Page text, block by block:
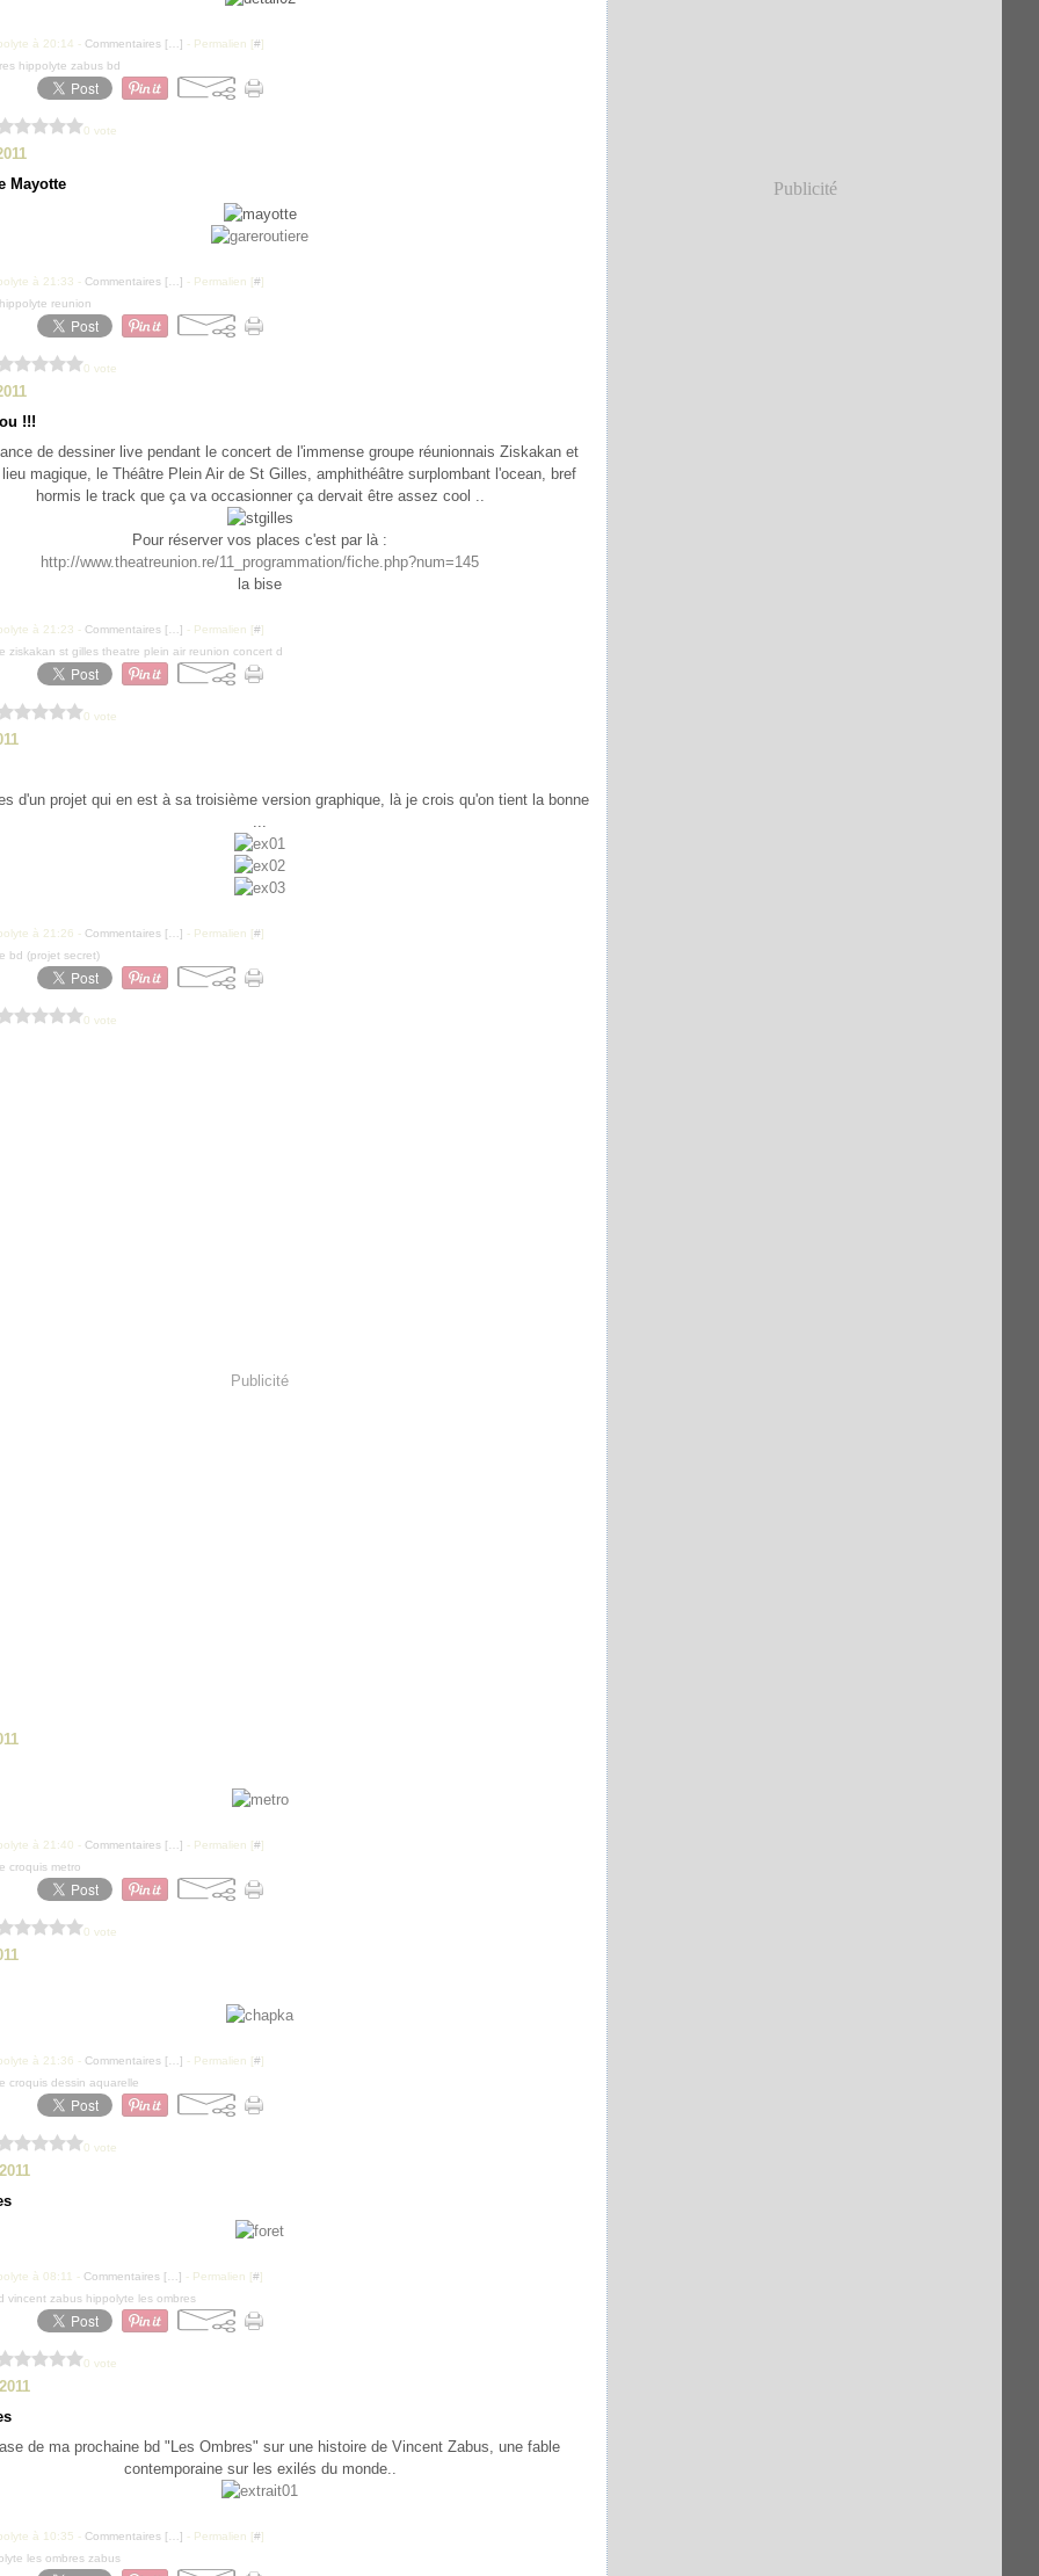
à 20:14 - Commentaires [ ] - Permalien [#]
hippolyte zabus bd
0 vote
Mayotte
à 21:33 - Commentaires [ ] - Permalien [#]
reunion
0 vote
!!!
de dessiner live pendant le concert de l'immense groupe réunionnais Ziskakan et
magique, le Théâtre Plein Air de St Gilles, amphithéâtre surplombant l'ocean, bref
hormis le track que ça va occasionner ça dervait être assez cool ..
Pour réserver vos places c'est par là :
http://www.theatreunion.re/11_programmation/fiche.php?num=145
la bise
à 21:23 - Commentaires [ ] - Permalien [#]
ziskakan st gilles theatre plein air reunion concert d
0 vote
d'un projet qui en est à sa troisième version graphique, là je crois qu'on tient la bonne
...
à 21:26 - Commentaires [ ] - Permalien [#]
bd (projet secret)
0 vote
Publicité
à 21:40 - Commentaires [ ] - Permalien [#]
croquis metro
0 vote
à 21:36 - Commentaires [ ] - Permalien [#]
croquis dessin aquarelle
0 vote
à 08:11 - Commentaires [ ] - Permalien [#]
vincent zabus hippolyte les ombres
0 vote
de ma prochaine bd "Les Ombres" sur une histoire de Vincent Zabus, une fable
contemporaine sur les exilés du monde..
à 10:35 - Commentaires [ ] - Permalien [#]
les ombres zabus
Publicité